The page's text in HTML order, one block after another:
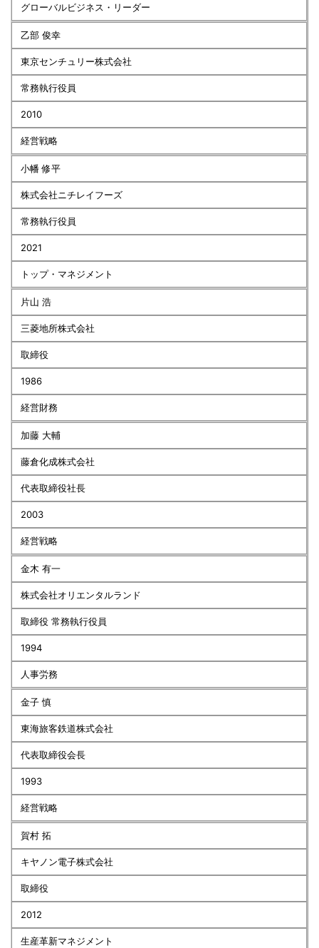
グローバルビジネス・リーダー
乙部 俊幸
東京センチュリー株式会社
常務執行役員
2010
経営戦略
小幡 修平
株式会社ニチレイフーズ
常務執行役員
2021
トップ・マネジメント
片山 浩
三菱地所株式会社
取締役
1986
経営財務
加藤 大輔
藤倉化成株式会社
代表取締役社長
2003
経営戦略
金木 有一
株式会社オリエンタルランド
取締役 常務執行役員
1994
人事労務
金子 慎
東海旅客鉄道株式会社
代表取締役会長
1993
経営戦略
賀村 拓
キヤノン電子株式会社
取締役
2012
生産革新マネジメント